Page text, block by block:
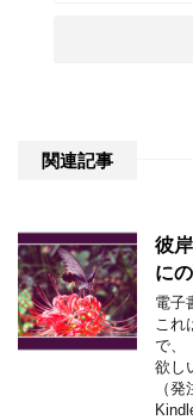
関連記事
彼
に
電子
これ
で、
欲し
（